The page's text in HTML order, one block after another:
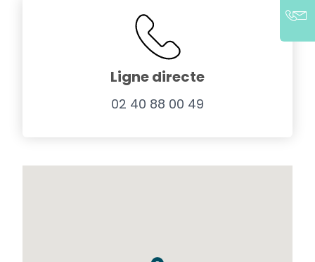
Ligne directe
02 40 88 00 49